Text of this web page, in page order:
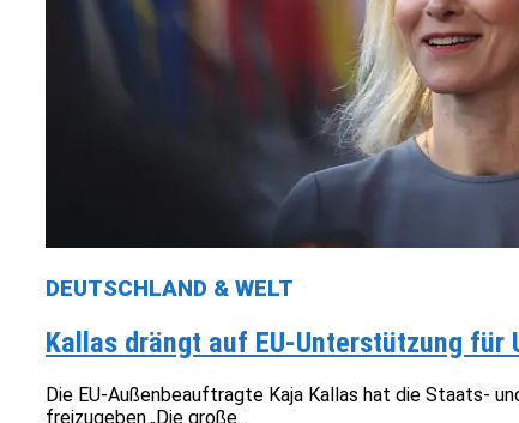
DEUTSCHLAND & WELT
Kallas drängt auf EU-Unterstützung
Die EU-Außenbeauftragte Kaja Kallas hat die Staats-
freizugeben.„Die große...